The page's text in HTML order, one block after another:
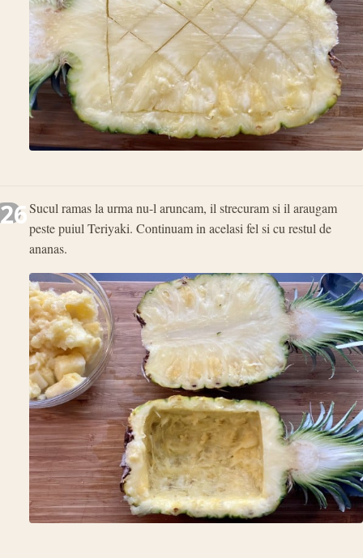
26Sucul ramas la urma nu-l aruncam, il strecuram si il araugam
peste puiul Teriyaki. Continuam in acelasi fel si cu restul de
ananas.